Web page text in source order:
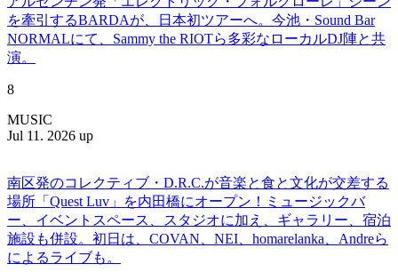
を牽引するBARDAが、日本初ツアーへ。今池・Sound Bar
NORMALにて、Sammy the RIOTら多彩なローカルDJ陣と共
演。
8
MUSIC
Jul 11. 2026 up
南区発のコレクティブ・D.R.C.が⾳楽と⾷と⽂化が交差する
場所「Quest Luv」を内田橋にオープン！ミュージックバ
ー、イベントスペース、スタジオに加え、ギャラリー、宿泊
施設も併設。初日は、COVAN、NEI、homarelanka、Andreら
によるライブも。